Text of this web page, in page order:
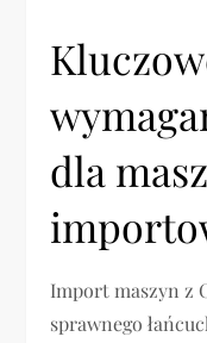
dla
Import maszyn z
sprawnego